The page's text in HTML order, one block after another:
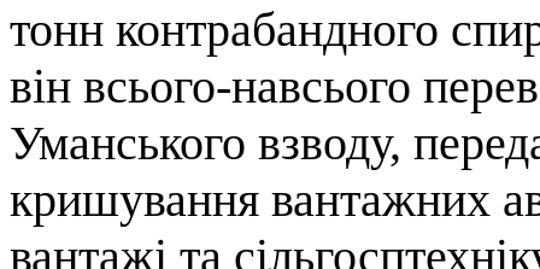
тонн контрабандного
він всього-навсього
Уманського взводу,
кришування вантажних
вантажі та